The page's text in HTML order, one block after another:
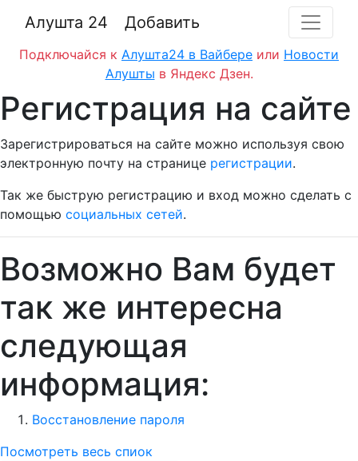
Алушта 24 Добавить
Подключайся к Алушта24 в Вайбере или Новости
Алушты в Яндекс Дзен.
Регистрация на сайте
Зарегистрироваться на сайте можно используя свою
электронную почту на странице регистрации.
Так же быструю регистрацию и вход можно сделать с
помощью социальных сетей.
Возможно Вам будет
так же интересна
следующая
информация:
Восстановление пароля
Посмотреть весь спиок